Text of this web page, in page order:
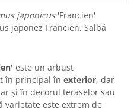
japonicus'Francien'
japonez Francien, Salbă
este un arbust
în principal în exterior, dar
și în decorul teraselor sau
varietate este extrem de